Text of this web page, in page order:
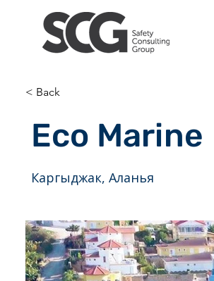
< Back
Eco Marine
Каргыджак, Аланья